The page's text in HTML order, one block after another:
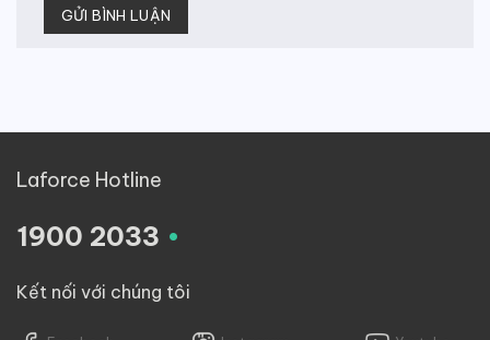
Laforce Hotline
1900 2033 .
Kết nối với chúng tôi